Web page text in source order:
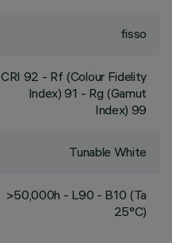
fisso
CRI 92 - Rf (Colour Fidelity
Index) 91 - Rg (Gamut
Index) 99
Tunable White
>50,000h - L90 - B10 (Ta
25°C)